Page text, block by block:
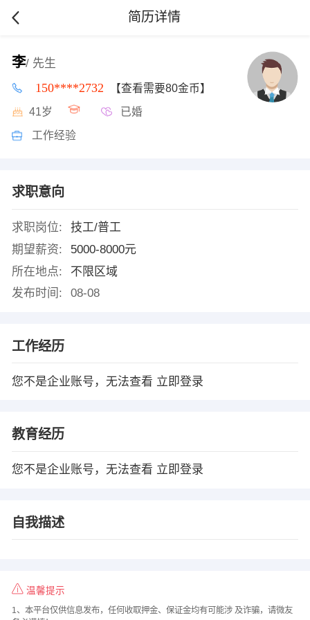
简历详情
李/ 先生
150****2732 【查看需要80金币】
41岁 已婚
工作经验
求职意向
求职岗位:
技工/普工
期望薪资:
5000-8000元
所在地点:
不限区域
发布时间:
08-08
工作经历
您不是企业账号，无法查看 立即登录
教育经历
您不是企业账号，无法查看 立即登录
自我描述
温馨提示
1、本平台仅供信息发布，任何收取押金、保证金均有可能涉 及诈骗，请微友